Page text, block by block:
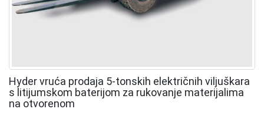
Hyder vruća prodaja 5-tonskih električnih viljuškara
s litijumskom baterijom za rukovanje materijalima
na otvorenom